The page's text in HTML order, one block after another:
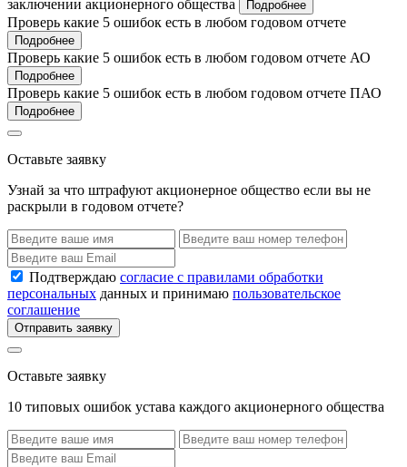
заключении акционерного общества
Подробнее
Проверь какие 5 ошибок есть в любом годовом отчете
Подробнее
Проверь какие 5 ошибок есть в любом годовом отчете АО
Подробнее
Проверь какие 5 ошибок есть в любом годовом отчете ПАО
Подробнее
Оставьте заявку
Узнай за что штрафуют акционерное общество если вы не
раскрыли в годовом отчете?
Подтверждаю согласие с правилами обработки
персональных данных и принимаю пользовательское
соглашение
Отправить заявку
Оставьте заявку
10 типовых ошибок устава каждого акционерного общества